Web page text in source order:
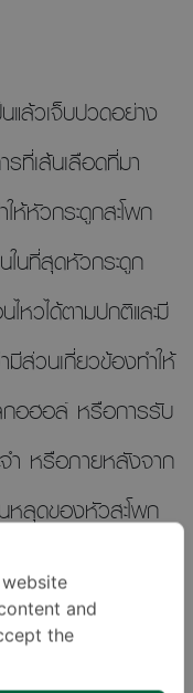
แล้วเจ็บปวดอย่าง
รที่เส้นเลือดที่มา
ห้หัวกระดูกสะโพก
ในที่สุดหัวกระดูก
ไหวได้ตามปกติและมี
ส่วนเกี่ยวข้องทำให้
กอฮอล์ หรือการรับ
จำ หรือภายหลังจาก
หลุดของหัวสะโพก
and
the